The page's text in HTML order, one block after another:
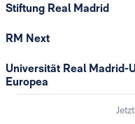
Stiftung Real Madrid
RM Next
Universität Real Madrid-
Europea